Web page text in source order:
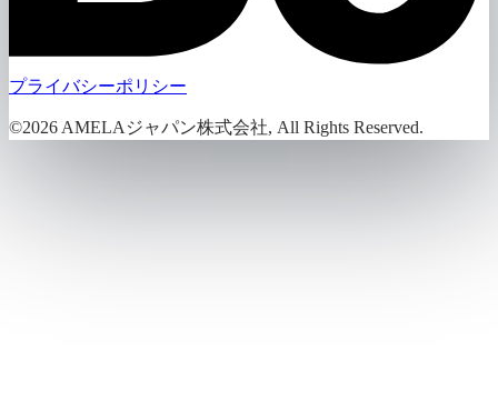
プライバシーポリシー
©2026 AMELAジャパン株式会社, All Rights Reserved.